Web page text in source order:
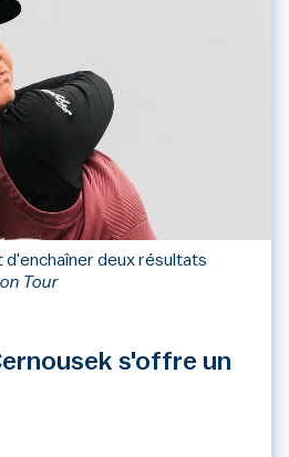
d'enchaîner deux résultats
Tour
s'offre un